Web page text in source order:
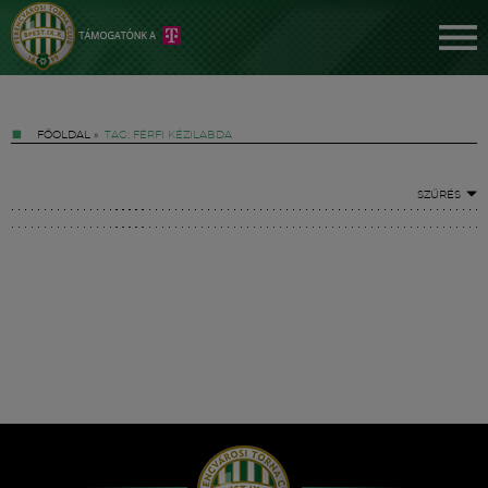
FŐOLDAL » TAG: FÉRFI KÉZILABDA
SZŰRÉS
Hírek